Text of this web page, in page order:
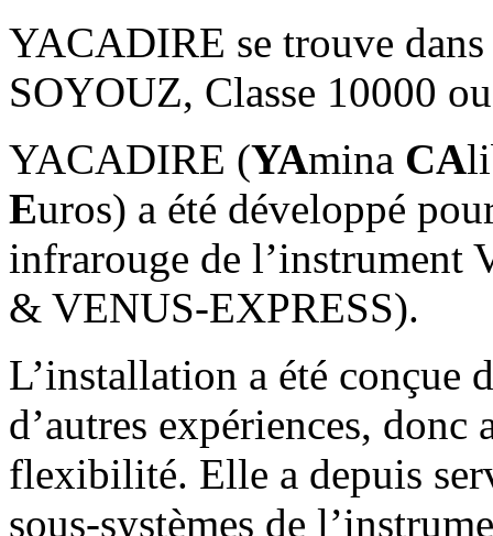
YACADIRE se trouve
SOYOUZ, Classe 10000
YACADIRE (YAmina CA
Euros) a été développé
infrarouge de
& VENUS-EXPRESS).
L’installation a été conçue
d’autres expériences, donc
flexibilité. Elle a depuis
sous-systèmes de